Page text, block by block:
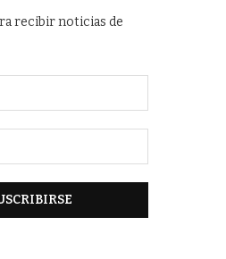
recibir noticias de